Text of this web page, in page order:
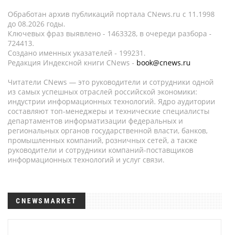
Обработан архив публикаций портала CNews.ru c 11.1998
до 08.2026 годы.
Ключевых фраз выявлено - 1463328, в очереди разбора -
724413.
Создано именных указателей - 199231.
Редакция Индексной книги CNews - book@cnews.ru
Читатели CNews — это руководители и сотрудники одной
из самых успешных отраслей российской экономики:
индустрии информационных технологий. Ядро аудитории
составляют топ-менеджеры и технические специалисты
департаментов информатизации федеральных и
региональных органов государственной власти, банков,
промышленных компаний, розничных сетей, а также
руководители и сотрудники компаний-поставщиков
информационных технологий и услуг связи.
CNEWSMARKET